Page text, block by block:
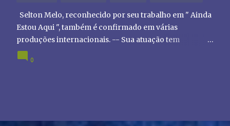
Selton Melo, reconhecido por seu trabalho em " Ainda
Estou Aqui ", também é confirmado em várias
produções internacionais. -- Sua atuação tem
chamado atenção de diretores e produtores fora do
Brasil, abrindo portas para novas oportunidades no
0